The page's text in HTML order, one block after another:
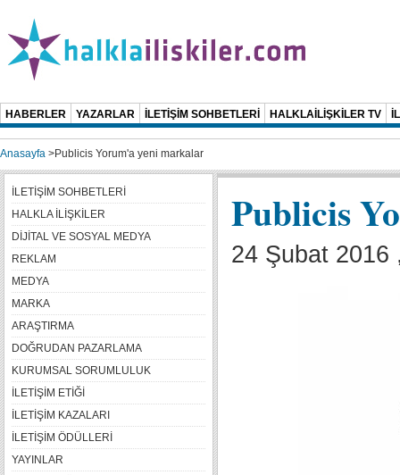
HABERLER YAZARLAR İLETİŞİM SOHBETLERİ HALKLAİLİŞKİLER TV
Anasayfa >Publicis Yorum'a yeni markalar
Publicis
24 Şubat 2016
İLETİŞİM SOHBETLERİ
HALKLA İLİŞKİLER
DİJİTAL VE SOSYAL MEDYA
REKLAM
MEDYA
MARKA
ARAŞTIRMA
DOĞRUDAN PAZARLAMA
KURUMSAL SORUMLULUK
İLETİŞİM ETİĞİ
İLETİŞİM KAZALARI
İLETİŞİM ÖDÜLLERİ
YAYINLAR